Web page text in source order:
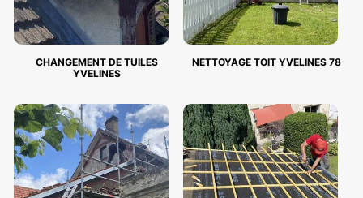
CHANGEMENT DE TUILES
YVELINES
NETTOYAGE TOIT YVELINES 78